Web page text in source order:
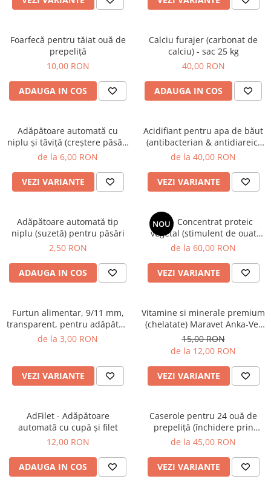
Oi şi capre
Foarfecă pentru tăiat ouă de
prepeliţă
10,00 RON
ADAUGA IN COS
Calciu furajer (carbonat de
calciu) - sac 25 kg
40,00 RON
ADAUGA IN COS
Adăpătoare automată cu
niplu şi tăviţă (creştere păsări
la sol)
de la 6,00 RON
VEZI VARIANTE
Acidifiant pentru apa de băut
(antibacterian & antidiareic)
pentru păsări, porci şi iepuri
de la 40,00 RON
VEZI VARIANTE
Adăpătoare automată tip
niplu (suzetă) pentru păsări
2,50 RON
ADAUGA IN COS
NOU
CPV - Concentrat proteic
vegetal (stimulent de ouat
premium bazat pe aminoacizi
purcei, pescuit
de la 60,00 RON
VEZI VARIANTE
Furtun alimentar, 9/11 mm,
transparent, pentru adăpători
automate
de la 3,00 RON
VEZI VARIANTE
Vitamine si minerale premium
(chelatate) Maravet Anka-Vet
CH
15,00 RON
de la 12,00 RON
VEZI VARIANTE
AdFilet - Adăpătoare
automată cu cupă şi filet
12,00 RON
ADAUGA IN COS
Caserole pentru 24 ouă de
prepeliţă (închidere prin
capsare)
de la 45,00 RON
VEZI VARIANTE